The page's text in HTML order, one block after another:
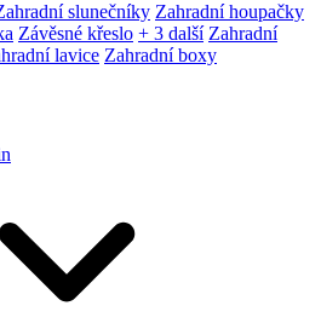
slunečníky Zahradní houpačky
Závěsné křeslo + 3 další Zahradní
lavice Zahradní boxy